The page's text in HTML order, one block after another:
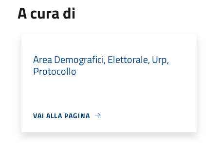
A cura di
Area Demografici, Elettorale, Urp,
Protocollo
VAI ALLA PAGINA